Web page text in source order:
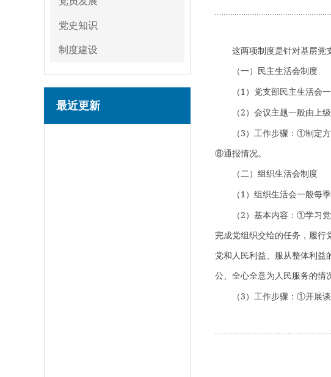
党史知识
制度建设
最近更新
这两项制度是针对基层党
（一）民主生活会制度
（ 1 ）党支部民主生活会
（2 ）会议主题一般由上
（ 3 ）工作步骤： ①制定方
⑧通报情况。
（二）组织生活会制度
（ 1 ）组织生活会一般每
（2 ）基本内容： ①学习
完成党组织交给的任务，履行
党和人民利益、服从整体利益
公、全心全意为人民服务的情
（ 3 ）工作步骤： ①开展